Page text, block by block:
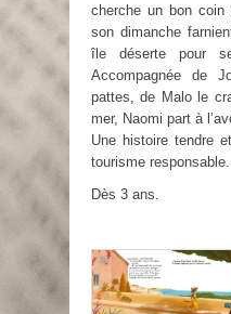
cherche un bon
son dimanche
île déserte pour
Accompagnée de
pattes, de Malo le
mer, Naomi part à
Une histoire tendre
tourisme responsable.
Dès 3 ans.